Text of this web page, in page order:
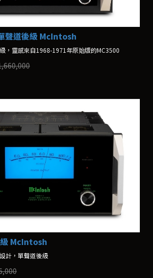
聲道後級 McIntosh
，靈感來自1968-1971年原始版的MC3500
McIntosh
計，單聲道後級